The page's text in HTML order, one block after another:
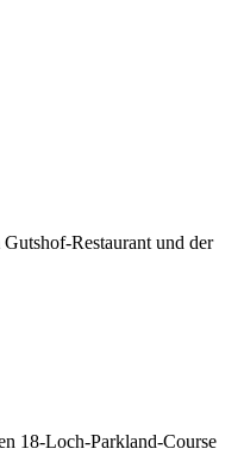
Restaurant und der
18-Loch-Parkland-Course